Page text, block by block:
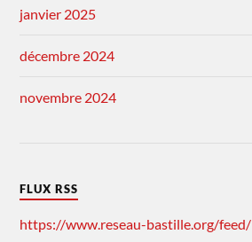
janvier 2025
décembre 2024
novembre 2024
FLUX RSS
https://www.reseau-bastille.org/feed/